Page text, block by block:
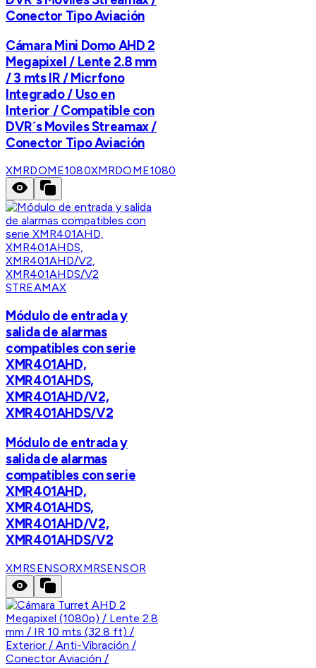
Conector Tipo Aviación
Cámara Mini Domo AHD 2
Megapixel / Lente 2.8 mm
/ 3 mts IR / Micrfono
Integrado / Uso en
Interior / Compatible con
DVR´s Moviles Streamax /
Conector Tipo Aviación
XMRDOME1080XMRDOME1080
STREAMAX
Módulo de entrada y
salida de alarmas
compatibles con serie
XMR401AHD,
XMR401AHDS,
XMR401AHD/V2,
XMR401AHDS/V2
Módulo de entrada y
salida de alarmas
compatibles con serie
XMR401AHD,
XMR401AHDS,
XMR401AHD/V2,
XMR401AHDS/V2
XMRSENSORXMRSENSOR